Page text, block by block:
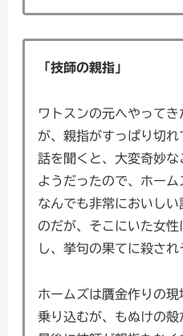
「技師の親指」
ワトスンの元へやって
が、親指がすっぱり切れ
話を聞くと、大変奇妙
ようだったので、ホーム
なんでも非常においし
のだが、そこにいた女
し、挙句の果てに殺され
ホームズは贋金作りの
乗り込むが、もぬけの殻